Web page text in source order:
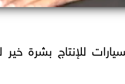
للإنتاج بشرة خير